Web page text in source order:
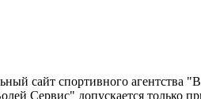
сайт спортивного агентства
Сервис" допускается только